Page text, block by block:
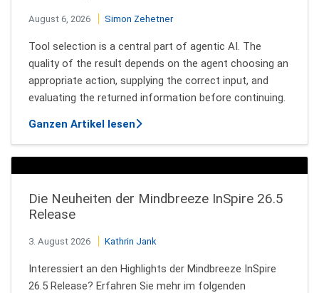
August 6, 2026 Simon Zehetner
Tool selection is a central part of agentic AI. The
quality of the result depends on the agent choosing an
appropriate action, supplying the correct input, and
evaluating the returned information before continuing.
Ganzen Artikel lesenüber How AI Agents Decide Which
Die Neuheiten der Mindbreeze InSpire 26.5
Release
3. August 2026 Kathrin Jank
Interessiert an den Highlights der Mindbreeze InSpire
26.5 Release? Erfahren Sie mehr im folgenden